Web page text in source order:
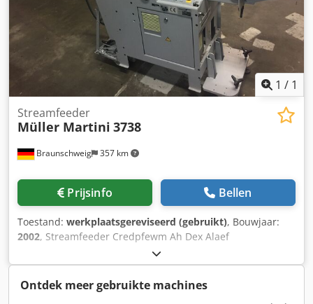
EP 680 L Bouwjaar: 2000 Omschrijving: -
Boekvormingsstation - Uitleg - Uitleg naar rechts
Boekenstapelaar VBF / Muller Martini BLSD 600 D
Bouwjaar: 2001
1 / 1
Braunschweig 357 km
Streamfeeder
Müller Martini 3738
Prijsinfo Bellen
Toestand: werkplaatsgereviseerd (gebruikt), Bouwjaar:
2002, Streamfeeder Credpfewm Ah Dex Alaef
Ontdek meer gebruikte machines